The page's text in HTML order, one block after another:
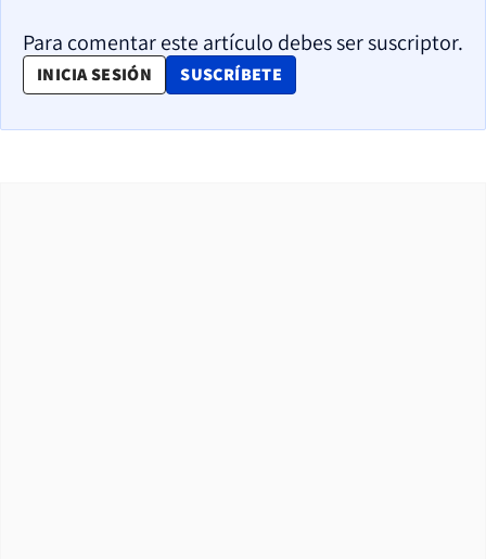
Para comentar este artículo debes ser suscriptor.
INICIA SESIÓN SUSCRÍBETE
OPENS IN NEW WINDOW